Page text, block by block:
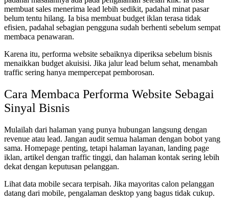
membuat sales menerima lead lebih sedikit, padahal minat pasar
belum tentu hilang. Ia bisa membuat budget iklan terasa tidak
efisien, padahal sebagian pengguna sudah berhenti sebelum sempat
membaca penawaran.
Karena itu, performa website sebaiknya diperiksa sebelum bisnis
menaikkan budget akuisisi. Jika jalur lead belum sehat, menambah
traffic sering hanya mempercepat pemborosan.
Cara Membaca Performa Website Sebagai
Sinyal Bisnis
Mulailah dari halaman yang punya hubungan langsung dengan
revenue atau lead. Jangan audit semua halaman dengan bobot yang
sama. Homepage penting, tetapi halaman layanan, landing page
iklan, artikel dengan traffic tinggi, dan halaman kontak sering lebih
dekat dengan keputusan pelanggan.
Lihat data mobile secara terpisah. Jika mayoritas calon pelanggan
datang dari mobile, pengalaman desktop yang bagus tidak cukup.